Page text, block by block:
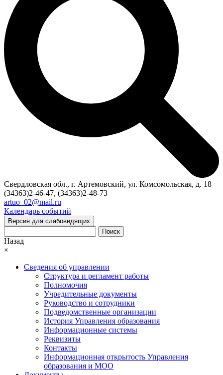
Свердловская обл., г. Артемовский, ул. Комсомольская, д. 18
(34363)2-46-47, (34363)2-48-73
artuo_02@mail.ru
Календарь событий
Версия для слабовидящих
Поиск
Назад
×
Сведения об управлении
Структура и регламент работы
Полномочия
Учредительные документы
Руководство и сотрудники
Подведомственные организации
История Управления образования
Информационные системы
Реквизиты
Контакты
Информационная открытость Управления
образования и МОО